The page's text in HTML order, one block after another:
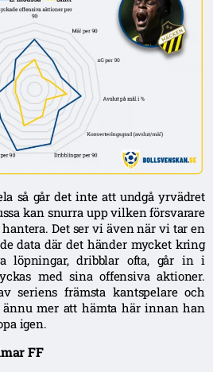
så går det inte att undgå yrvädret
kan snurra upp vilken försvarare
Det ser vi även när vi tar en
data där det händer mycket kring
löpningar, dribblar ofta, går in i
med sina offensiva aktioner.
seriens främsta kantspelare och
mer att hämta här innan han
igen.
FF